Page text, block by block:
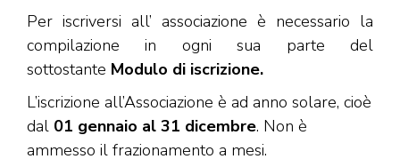
Per iscriversi all’ associazione è necessario la
compilazione in ogni sua parte del
sottostante Modulo di iscrizione.
L’iscrizione all’Associazione è ad anno solare, cioè
dal 01 gennaio al 31 dicembre. Non è
ammesso il frazionamento a mesi.